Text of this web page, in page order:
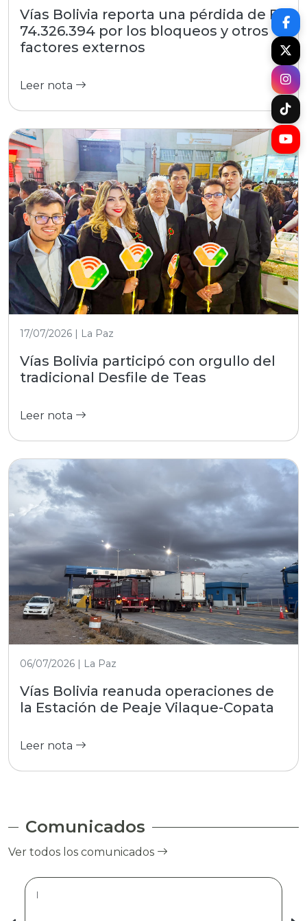
Vías Bolivia reporta una pérdida de Bs
74.326.394 por los bloqueos y otros
factores externos
Leer nota
17/07/2026 | La Paz
Vías Bolivia participó con orgullo del
tradicional Desfile de Teas
Leer nota
06/07/2026 | La Paz
Vías Bolivia reanuda operaciones de
la Estación de Peaje Vilaque-Copata
Leer nota
Comunicados
Ver todos los comunicados
|